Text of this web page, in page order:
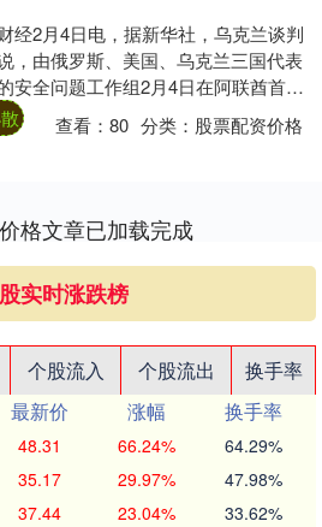
经2月4日电，据新华社，乌克兰谈判
，由俄罗斯、美国、乌克兰三国代表
安全问题工作组2月4日在阿联酋首都
比开始举行新一轮会谈。....
查看：80 分类： 股票配资价格
格文章已加载完成
实时涨跌榜
个股流入 个股流出
换手率
最新价 涨幅
换手率
48.31 66.24% 64.29%
35.17 29.97% 47.98%
37.44 23.04% 33.62%